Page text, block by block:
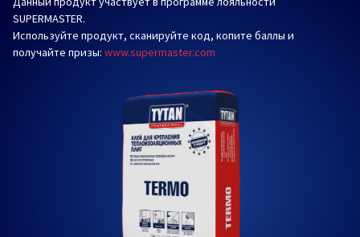
SUPERMASTER.
Используйте продукт, сканируйте код, копите баллы и
получайте призы: www.supermaster.com